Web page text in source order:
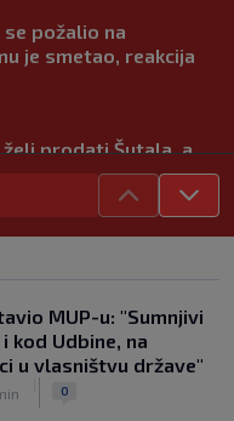
se požalio na
je smetao, reakcija
želi prodati Šutala, a
s Milanom i sada je
je ‘Cvajta’! Brekalo
pobjedi Herthe
MUP-u: "Sumnjivi
kod Udbine, na
u vlasništvu države"
0